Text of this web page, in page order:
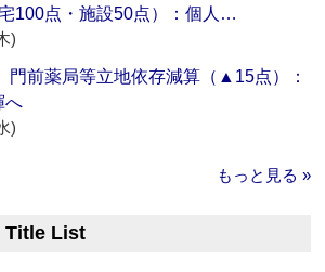
100点・施設50点）：個人…
)
門前薬局等立地依存減算（▲15点）：
へ
)
もっと見る »
Title List